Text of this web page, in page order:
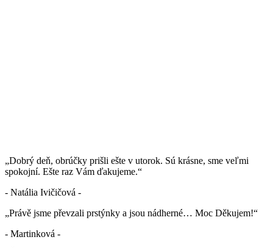
„Dobrý deň, obrúčky prišli ešte v utorok. Sú krásne, sme veľmi
spokojní. Ešte raz Vám ďakujeme.“
- Natália Ivičičová -
„Právě jsme převzali prstýnky a jsou nádherné… Moc Děkujem!“
- Martinková -